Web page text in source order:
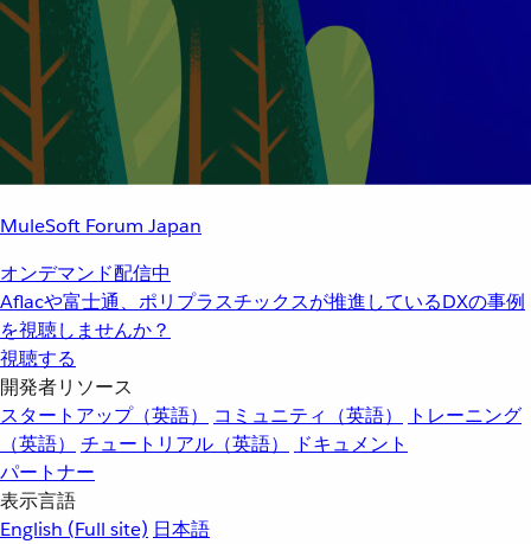
MuleSoft Forum Japan
オンデマンド配信中
Aflacや富士通、ポリプラスチックスが推進しているDXの事例
を視聴しませんか？
視聴する
開発者リソース
スタートアップ（英語）
コミュニティ（英語）
トレーニング
（英語）
チュートリアル（英語）
ドキュメント
パートナー
表示言語
English (Full site) 日本語